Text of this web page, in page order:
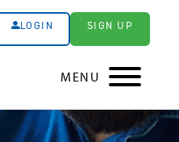
LOGIN SIGN UP
MENU